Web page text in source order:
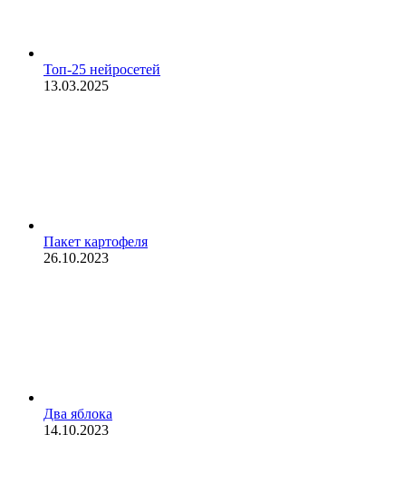
Топ-25 нейросетей
13.03.2025
Пакет картофеля
26.10.2023
Два яблока
14.10.2023